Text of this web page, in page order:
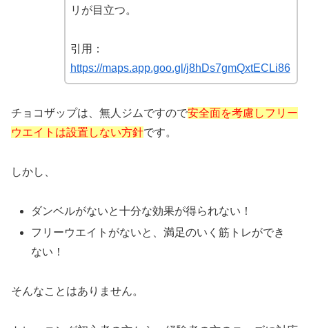
リが目立つ。
引用：
https://maps.app.goo.gl/j8hDs7gmQxtECLi86
チョコザップは、無人ジムですので安全面を考慮しフリー
ウエイトは設置しない方針です。
しかし、
ダンベルがないと十分な効果が得られない！
フリーウエイトがないと、満足のいく筋トレができ
ない！
そんなことはありません。